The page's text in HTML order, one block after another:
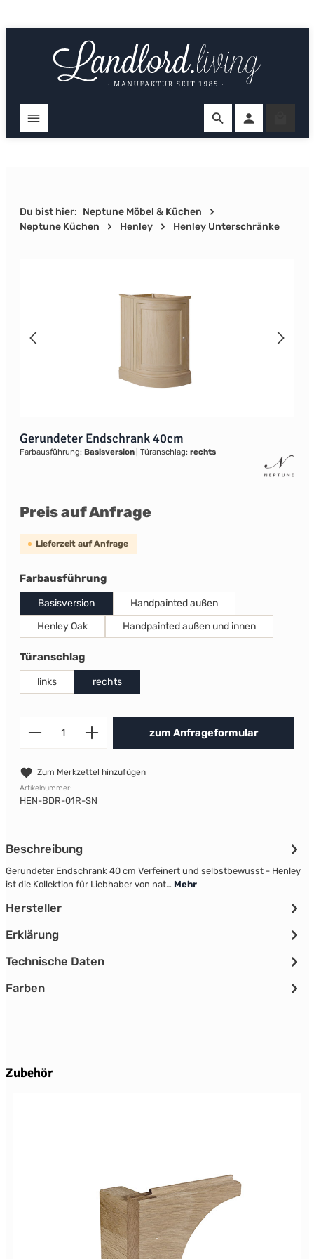
Du bist hier: Neptune Möbel & Küchen
Neptune Küchen
Henley Henley Unterschränke
Gerundeter Endschrank 40cm
Farbausführung: Basisversion Türanschlag: rechts
Preis auf Anfrage
Lieferzeit auf Anfrage
Farbausführungauswählen
Basisversion
Handpainted außen
Henley Oak
Handpainted außen und innen
Türanschlagauswählen
links rechts
Produkt Anzahl: Gib den
zum Anfrageformular
Zum Merkzettel hinzufügen
Artikelnummer:
HEN-BDR-01R-SN
Beschreibung
Gerundeter Endschrank 40 cm Verfeinert und selbstbewusst - Henley
ist die Kollektion für Liebhaber von nat… Mehr
Hersteller
Erklärung
Technische Daten
Farben
Produktgalerie überspringen
Zubehör